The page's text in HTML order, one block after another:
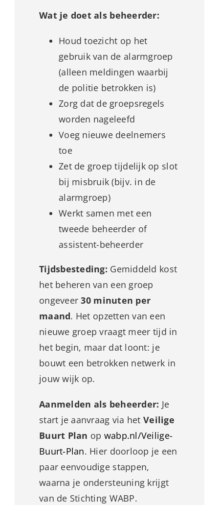
Wat je doet als beheerder:
Houd toezicht op het
gebruik van de alarmgroep
(alleen meldingen waarbij
de politie betrokken is)
Zorg dat de groepsregels
worden nageleefd
Voeg nieuwe deelnemers
toe
Zet de groep tijdelijk op slot
bij misbruik (bijv. in de
alarmgroep)
Werkt samen met een
tweede beheerder of
assistent-beheerder
Tijdsbesteding: Gemiddeld kost
het beheren van een groep
ongeveer30 minuten per
maand. Het opzetten van een
nieuwe groep vraagt meer tijd in
het begin, maar dat loont: je
bouwt een betrokken netwerk in
jouw wijk op.
Aanmelden als beheerder: Je
start je aanvraag via hetVeilige
Buurt Plan op wabp.nl/Veilige-
Buurt-Plan. Hier doorloop je een
paar eenvoudige stappen,
waarna je ondersteuning krijgt
van de Stichting WABP.